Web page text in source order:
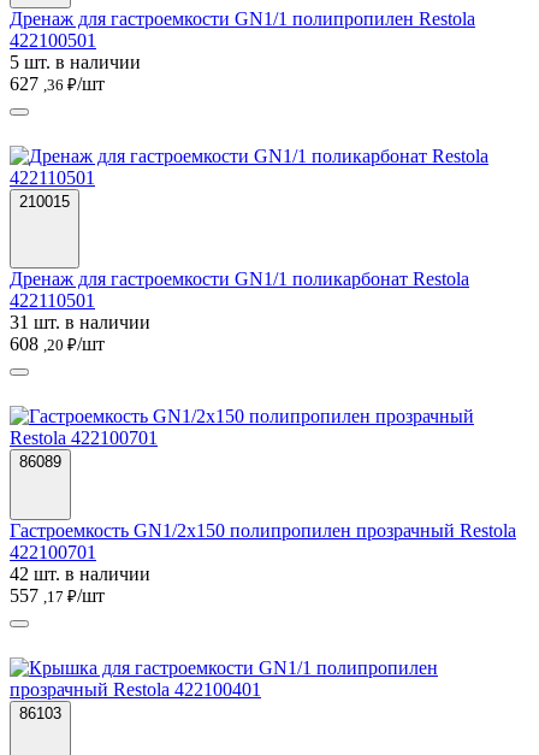
Дренаж для гастроемкости GN1/1 полипропилен Restola
422100501
5 шт. в наличии
627 ,36 ₽/шт
210015
Дренаж для гастроемкости GN1/1 поликарбонат Restola
422110501
31 шт. в наличии
608 ,20 ₽/шт
86089
Гастроемкость GN1/2х150 полипропилен прозрачный Restola
422100701
42 шт. в наличии
557 ,17 ₽/шт
86103